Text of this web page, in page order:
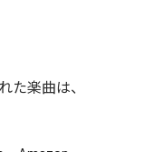
た楽曲は、